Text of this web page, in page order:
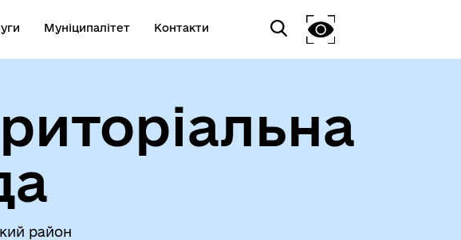
Муніципалітет Контакти
район